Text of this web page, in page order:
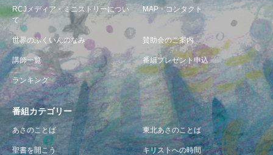
RCJメディア・ミニストリーについ
て
MAP・コンタクト
世界のふくいんのなみ 賛助会のご案内
講師一覧 番組プレゼント申込
ランキング
番組カテゴリー
あさのことば 東北あさのことば
聖書を開こう キリストへの時間